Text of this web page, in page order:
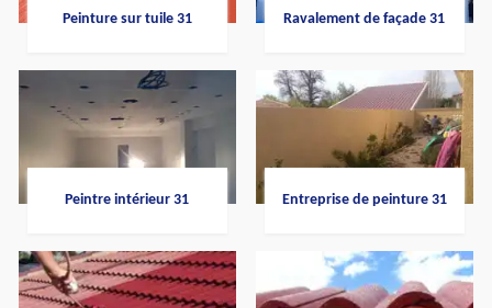
Peinture sur tuile 31 Ravalement de façade 31
Peintre intérieur 31 Entreprise de peinture 31